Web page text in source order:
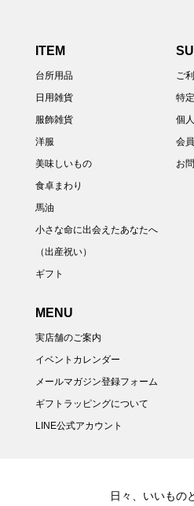
ITEM
台所用品
日用雑貨
服飾雑貨
洋服
美味しいもの
食卓まわり
馬油
小さな命に出会えたあなたへ
（出産祝い）
ギフト
ご
特
個
会
お
MENU
実店舗のご案内
イベントカレンダー
メールマガジン登録フォーム
ギフトラッピングについて
LINE公式アカウント
日々、いいもの